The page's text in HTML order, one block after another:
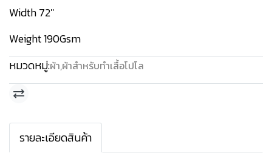
Width 72''
Weight 190Gsm
หมวดหมู่:ผ้า,ผ้าสำหรับทำเสื้อโปโล
รายละเอียดสินค้า